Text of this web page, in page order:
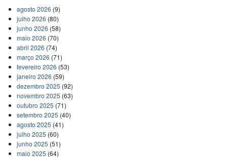
agosto 2026 (9)
julho 2026 (80)
junho 2026 (58)
maio 2026 (70)
abril 2026 (74)
março 2026 (71)
fevereiro 2026 (53)
janeiro 2026 (59)
dezembro 2025 (92)
novembro 2025 (63)
outubro 2025 (71)
setembro 2025 (40)
agosto 2025 (41)
julho 2025 (60)
junho 2025 (51)
maio 2025 (64)